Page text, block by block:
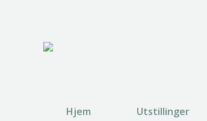
Hjem Utstillinger